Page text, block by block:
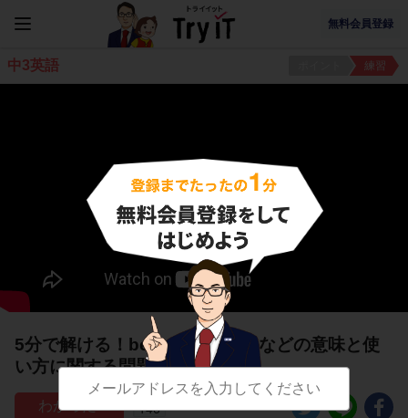
無料会員登録
中3英語 練習
5分で解ける！be happy to do などの意味と使
い方に関する問題
146